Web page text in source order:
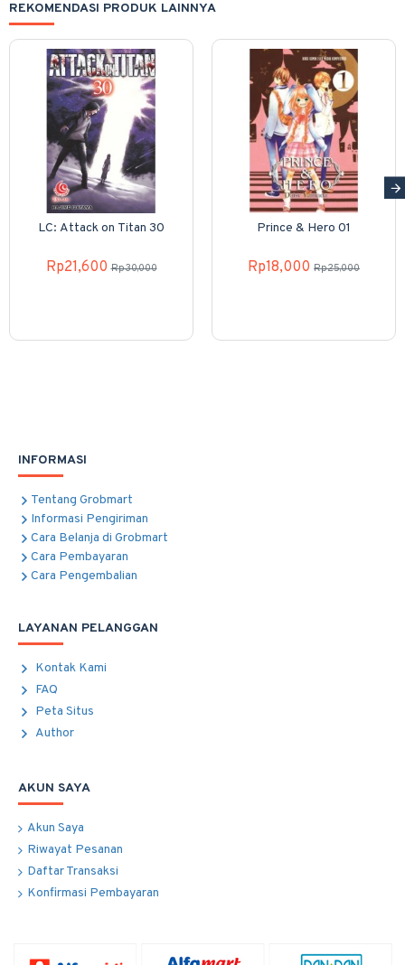
REKOMENDASI PRODUK LAINNYA
LC: Attack on Titan 30
Rp21,600 Rp30,000
Prince & Hero 01
Rp18,000 Rp25,000
INFORMASI
Tentang Grobmart
Informasi Pengiriman
Cara Belanja di Grobmart
Cara Pembayaran
Cara Pengembalian
LAYANAN PELANGGAN
Kontak Kami
FAQ
Peta Situs
Author
AKUN SAYA
Akun Saya
Riwayat Pesanan
Daftar Transaksi
Konfirmasi Pembayaran